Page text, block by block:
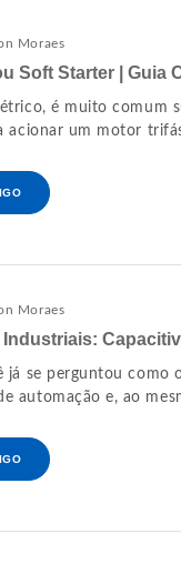
Moraes
Soft Starter | Guia
é muito comum
acionar um motor
Moraes
já se perguntou como
automação e, ao